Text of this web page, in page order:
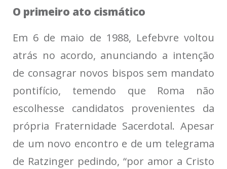
O primeiro ato cismático
Em 6 de maio de 1988, Lefebvre voltou
atrás no acordo, anunciando a intenção
de consagrar novos bispos sem mandato
pontifício, temendo que Roma não
escolhesse candidatos provenientes da
própria Fraternidade Sacerdotal. Apesar
de um novo encontro e de um telegrama
de Ratzinger pedindo, “por amor a Cristo